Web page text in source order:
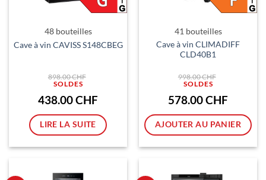
48 bouteilles
Cave à vin CAVISS S148CBEG
898.00CHF
était :
898.00 CHF.
438.00CHF
actuel
est :
438.00 CHF.
LIRE LA SUITE
41 bouteilles
Cave à vin CLIMADIFF
CLD40B1
998.00CHF
était :
998.00 CHF.
578.00CHF
actuel
est :
578.00
AJOUTER AU PANIER